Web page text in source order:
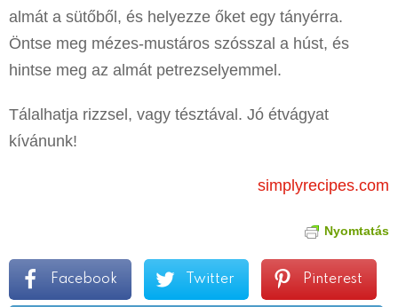
almát a sütőből, és helyezze őket egy tányérra.
Öntse meg mézes-mustáros szósszal a húst, és
hintse meg az almát petrezselyemmel.
Tálalhatja rizzsel, vagy tésztával. Jó étvágyat
kívánunk!
simplyrecipes.com
Nyomtatás
Facebook Twitter Pinterest